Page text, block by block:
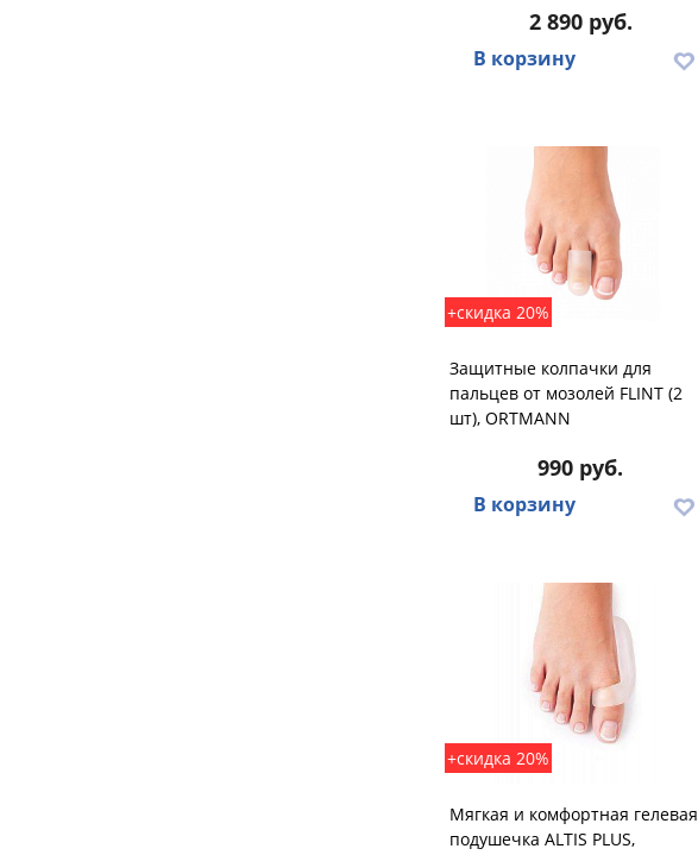
2 890 руб.
В корзину
+скидка 20%
Защитные колпачки для
пальцев от мозолей FLINT (2
шт), ORTMANN
990 руб.
В корзину
+скидка 20%
Мягкая и комфортная гелевая
подушечка ALTIS PLUS,